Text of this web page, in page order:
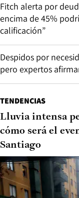
Fitch alerta por
encima de 45%
calificación”
Despidos por
pero expertos
TENDENCIAS
Lluvia intensa
cómo será el
Santiago